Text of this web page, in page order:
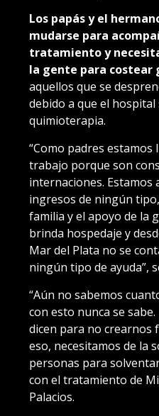
Los papás y el
mudarse para
tratamiento y
la gente para costear
aquellos que se
debido a que el
quimioterapia.
“Como padres
trabajo porque son
internaciones. Estamos
ingresos de ningún
familia y el apoyo de la
brinda hospedaje y
Mar del Plata no se
ningún tipo de ayuda”,
“Aún no sabemos
con esto nunca se
dicen para no crearnos
eso, necesitamos de la
personas para
con el tratamiento de
Palacios.